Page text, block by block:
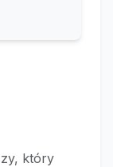
który